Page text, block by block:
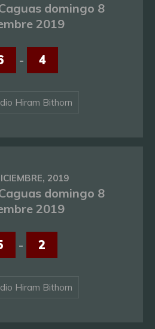
domingo 8
2019
- 4
Hiram Bithorn
2019
domingo 8
2019
- 2
Hiram Bithorn